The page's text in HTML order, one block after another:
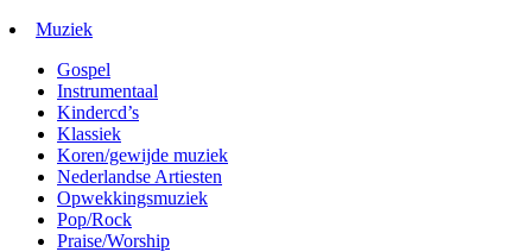
Muziek
Gospel
Instrumentaal
Kindercd’s
Klassiek
Koren/gewijde muziek
Nederlandse Artiesten
Opwekkingsmuziek
Pop/Rock
Praise/Worship